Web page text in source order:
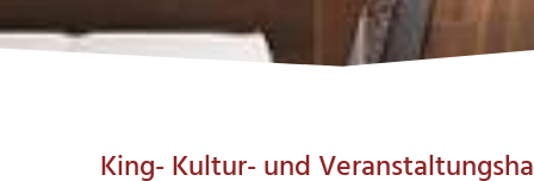
King- Kultur- und